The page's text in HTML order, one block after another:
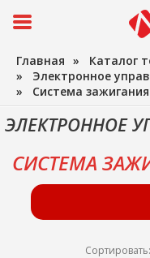
Главная » Каталог
» Электронное
» Система
ЭЛЕКТРОННОЕ
СИСТЕМА
Сортировать: